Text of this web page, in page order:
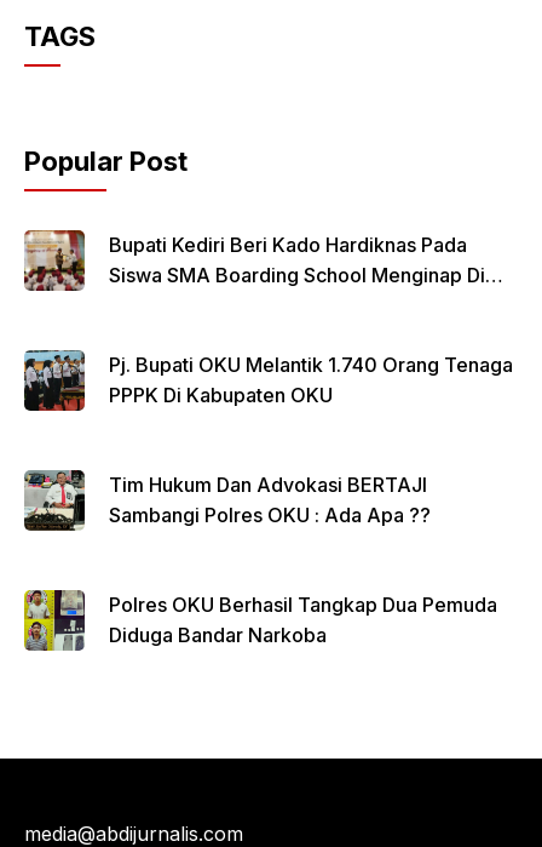
c
o
o
k
TAGS
Popular Post
Bupati Kediri Beri Kado Hardiknas Pada
Siswa SMA Boarding School Menginap Di
Pj. Bupati OKU Melantik 1.740 Orang Tenaga
PPPK Di Kabupaten OKU
Tim Hukum Dan Advokasi BERTAJI
Sambangi Polres OKU : Ada Apa ??
Polres OKU Berhasil Tangkap Dua Pemuda
Diduga Bandar Narkoba
media@abdijurnalis.com